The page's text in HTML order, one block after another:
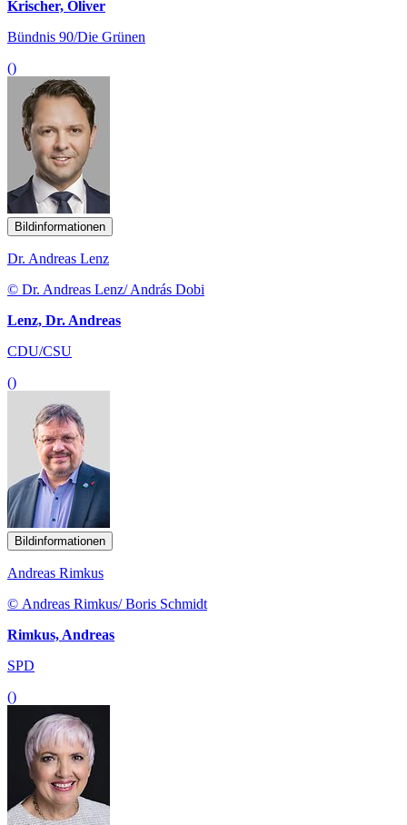
Krischer, Oliver
Bündnis 90/Die Grünen
()
Bildinformationen
Dr. Andreas Lenz
© Dr. Andreas Lenz/ András Dobi
Lenz, Dr. Andreas
CDU/CSU
()
Bildinformationen
Andreas Rimkus
© Andreas Rimkus/ Boris Schmidt
Rimkus, Andreas
SPD
()